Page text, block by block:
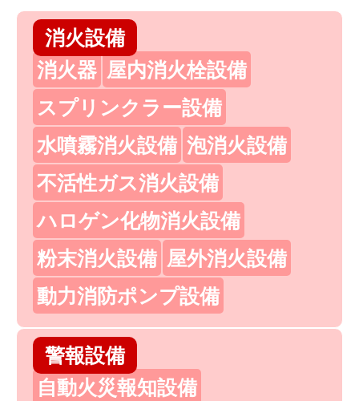
消火設備
消火器 屋内消火栓設備
スプリンクラー設備
水噴霧消火設備 泡消火設備
不活性ガス消火設備
ハロゲン化物消火設備
粉末消火設備 屋外消火設備
動力消防ポンプ設備
警報設備
自動火災報知設備